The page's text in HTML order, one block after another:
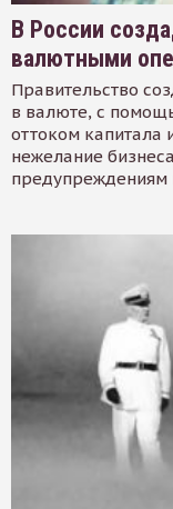
В России
валютными
Правительство
в валюте, с
оттоком капитала
нежелание
предупреждениям